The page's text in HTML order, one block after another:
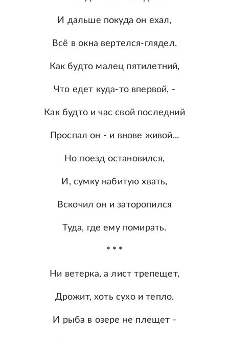
И дальше покуда он ехал,
Всё в окна вертелся-глядел.
Как будто малец пятилетний,
Что едет куда-то впервой, -
Как будто и час свой последний
Проспал он - и внове живой...
Но поезд остановился,
И, сумку набитую хвать,
Вскочил он и заторопился
Туда, где ему помирать.
* * *
Ни ветерка, а лист трепещет,
Дрожит, хоть сухо и тепло.
И рыба в озере не плещет -